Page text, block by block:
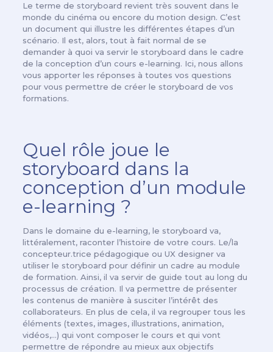
Le terme de storyboard revient très souvent dans le
monde du cinéma ou encore du motion design. C’est
un document qui illustre les différentes étapes d’un
scénario. Il est, alors, tout à fait normal de se
demander à quoi va servir le storyboard dans le cadre
de la conception d’un cours e-learning. Ici, nous allons
vous apporter les réponses à toutes vos questions
pour vous permettre de créer le storyboard de vos
formations.
Quel rôle joue le
storyboard dans la
conception d’un module
e-learning ?
Dans le domaine du e-learning, le storyboard va,
littéralement, raconter l’histoire de votre cours. Le/la
concepteur.trice pédagogique ou UX designer va
utiliser le storyboard pour définir un cadre au module
de formation. Ainsi, il va servir de guide tout au long du
processus de création. Il va permettre de présenter
les contenus de manière à susciter l’intérêt des
collaborateurs. En plus de cela, il va regrouper tous les
éléments (textes, images, illustrations, animation,
vidéos,…) qui vont composer le cours et qui vont
permettre de répondre au mieux aux objectifs